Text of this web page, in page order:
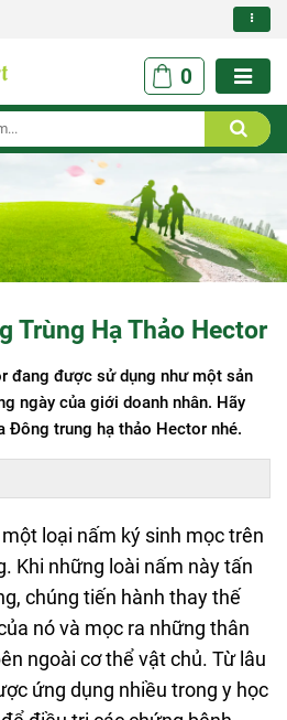
0
Trùng Hạ Thảo Hector
đang được sử dụng như một sản
ngày của giới doanh nhân. Hãy
Đông trung hạ thảo Hector nhé.
loại nấm ký sinh mọc trên
Khi những loài nấm này tấn
chúng tiến hành thay thế
nó và mọc ra những thân
ngoài cơ thể vật chủ. Từ lâu
ứng dụng nhiều trong y học